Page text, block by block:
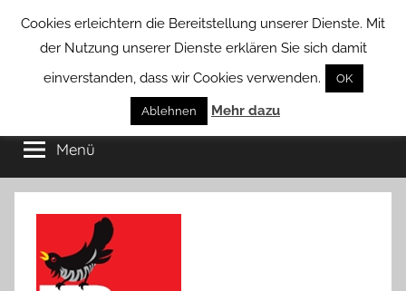
Borstel
von
Groß
Borstel
Menü
Cookies erleichtern die Bereitstellung unserer Dienste. Mit
der Nutzung unserer Dienste erklären Sie sich damit
einverstanden, dass wir Cookies verwenden.
OK
Ablehnen Mehr dazu